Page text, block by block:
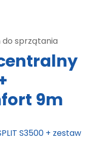
do sprzątania
9m